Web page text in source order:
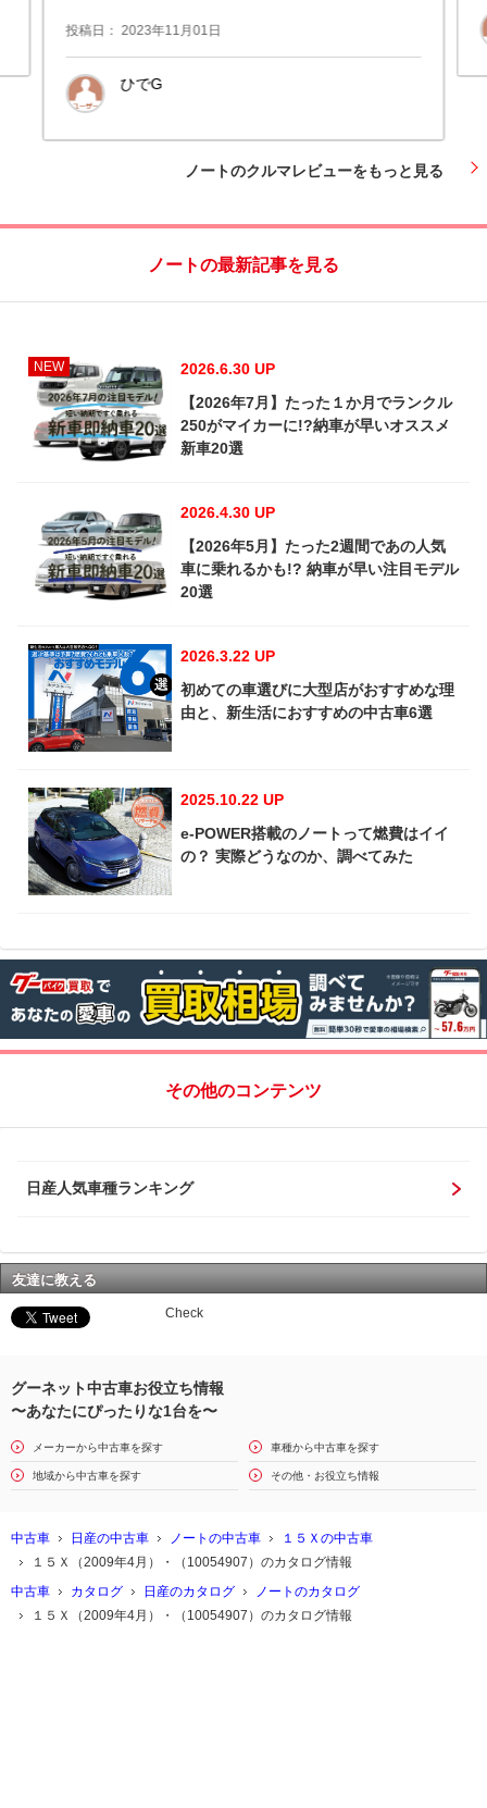
付けないレベルです。また、１．
投稿日： 2023年11月01日
ひでG
愛知県東海市
ノートのクルマレビューをもっと見る
ノートの最新記事を見る
NEW
2026.6.30 UP
【2026年7月】たった１か月でランクル
250がマイカーに!?納車が早いオススメ
新車20選
2026.4.30 UP
【2026年5月】たった2週間であの人気
車に乗れるかも!? 納車が早い注目モデル
20選
2026.3.22 UP
初めての車選びに大型店がおすすめな理
由と、新生活におすすめの中古車6選
2025.10.22 UP
e-POWER搭載のノートって燃費はイイ
の？ 実際どうなのか、調べてみた
その他のコンテンツ
日産人気車種ランキング
友達に教える
Check
グーネット中古車お役立ち情報
〜あなたにぴったりな1台を〜
メーカーから中古車を探す 車種から中古車を探す
地域から中古車を探す その他・お役立ち情報
中古車 日産の中古車 ノートの中古車
１５Ｘの中古車
１５Ｘ（2009年4月）・（10054907）のカタログ情報
中古車
カタログ 日産のカタログ
ノートのカタログ
１５Ｘ（2009年4月）・（10054907）のカタログ情報